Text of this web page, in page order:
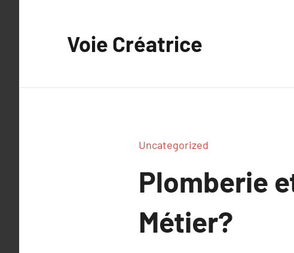
Voie Créatrice
Uncategorized
Plomberie
Métier?